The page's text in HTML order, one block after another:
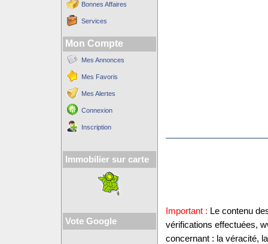
Bonnes Affaires
Services
Mon Compte
Mes Annonces
Mes Favoris
Mes Alertes
Connexion
Inscription
Immobilier sur carte
Vote Google
Important : Le contenu
vérifications effectuées,
concernant : la véracité,